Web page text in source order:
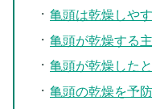
亀頭は乾燥しや
亀頭が乾燥する
亀頭が乾燥した
亀頭の乾燥を予